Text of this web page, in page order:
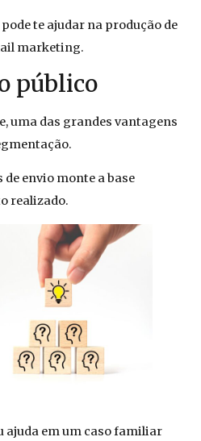
pode te ajudar na produção de
marketing.
público
uma das grandes vantagens
envio monte a base
realizado.
ajuda em um caso familiar